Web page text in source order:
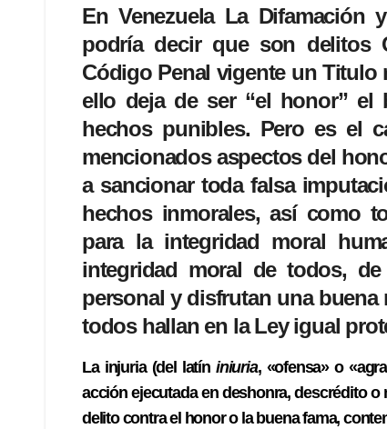
En Venezuela La
podría decir que son delitos
Código Penal vigente un Titulo
ello deja de ser “el honor”
hechos punibles. Pero es el
mencionados aspectos del
a sancionar toda falsa
hechos inmorales, así como
para la integridad moral
integridad moral de todos,
personal y disfrutan una
todos hallan en la Ley igual
La injuria(del latín iniuria, «ofensa» o
acción ejecutada en deshonra, descrédito
delito contra el honor o la buena fama,